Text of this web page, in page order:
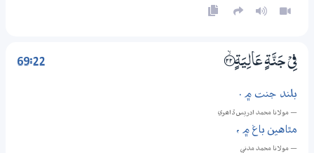
69:22 فِيْ جَنَّةٍ عَالِيَةٍ ؀ۙ22
بلند جنت ۾ .
— مولانا محمد ادريس ڏاھري
مٿاهين باغ ۾ ،
— مولانا محمد مدني